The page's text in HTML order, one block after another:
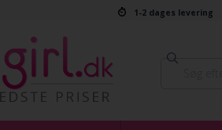
1-2 dages levering